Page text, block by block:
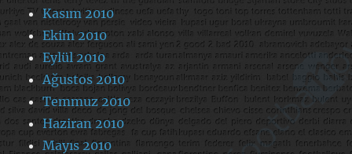
Kasım 2010
Ekim 2010
Eylül 2010
Ağustos 2010
Temmuz 2010
Haziran 2010
Mayıs 2010